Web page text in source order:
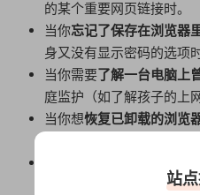
的某个重要网页链接时。
当你忘记了保存在浏览器
身又没有显示密码的选项时
当你需要了解一台电脑上
庭监护（如了解孩子的上
当你想恢复已卸载的浏览
（如微信网页版）、观
站